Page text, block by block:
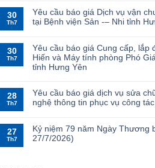
30
Th7
Yêu cầu báo giá Dịch vụ vận
tại Bệnh viện Sản -– Nhi tỉnh
30
Th7
Yêu cầu báo giá Cung cấp, lắp
Hiến và Máy tính phòng Phó
tỉnh Hưng Yên
28
Th7
Yêu cầu báo giá dịch vụ sửa
nghệ thông tin phục vụ công
27
Th7
Kỷ niệm 79 năm Ngày Thương
27/7/2026)